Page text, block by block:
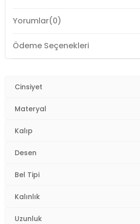
Yaş Grubu: Yetişkin
Model:Etek
Giyim Tarzı:Günlük/Casual
Mevsim:
Materyal:
Kumaş Tipi:
Bel:Lastikli Bel
Boy:Standart
Uzunluk:
Kalınlık:
Yorumlar(0)
Ödeme Seçenekleri
Cinsiyet
Materyal
Kalıp
Desen
Bel Tipi
Kalınlık
Uzunluk